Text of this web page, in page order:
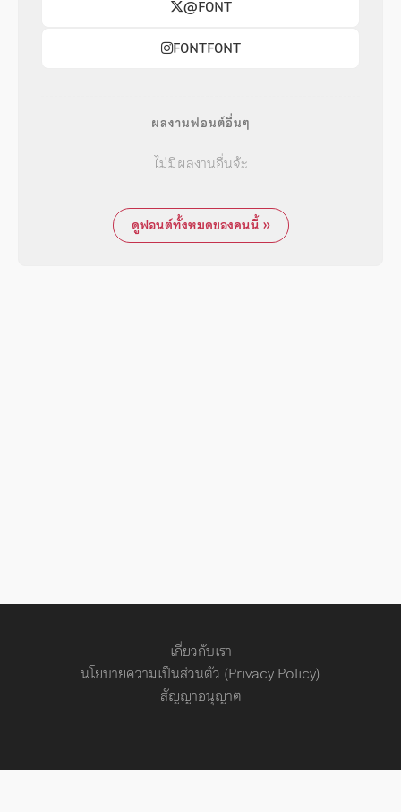
@F0NT
F0NTF0NT
ผลงานฟอนต์อื่นๆ
ไม่มีผลงานอื่นจ้ะ
ดูฟอนต์ทั้งหมดของคนนี้ »
เกี่ยวกับเรา
นโยบายความเป็นส่วนตัว (Privacy Policy)
สัญญาอนุญาต